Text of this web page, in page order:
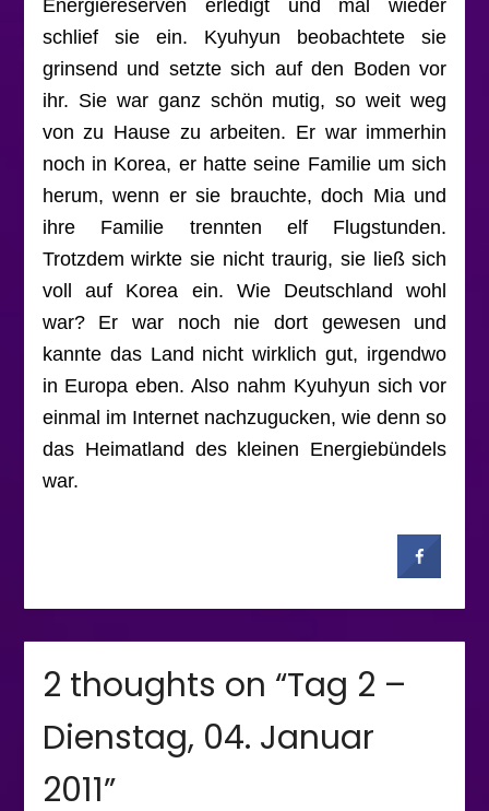
Energiereserven erledigt und mal wieder
schlief sie ein. Kyuhyun beobachtete sie
grinsend und setzte sich auf den Boden vor
ihr. Sie war ganz schön mutig, so weit weg
von zu Hause zu arbeiten. Er war immerhin
noch in Korea, er hatte seine Familie um sich
herum, wenn er sie brauchte, doch Mia und
ihre Familie trennten elf Flugstunden.
Trotzdem wirkte sie nicht traurig, sie ließ sich
voll auf Korea ein. Wie Deutschland wohl
war? Er war noch nie dort gewesen und
kannte das Land nicht wirklich gut, irgendwo
in Europa eben. Also nahm Kyuhyun sich vor
einmal im Internet nachzugucken, wie denn so
das Heimatland des kleinen Energiebündels
war.
2 thoughts on “Tag 2 –
Dienstag, 04. Januar
2011”